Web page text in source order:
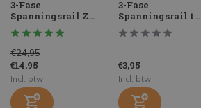
3-Fase
Spanningsrail Z...
€24,95
€14,95
Incl. btw
3-Fase
Spanningsrail t...
€3,95
Incl. btw